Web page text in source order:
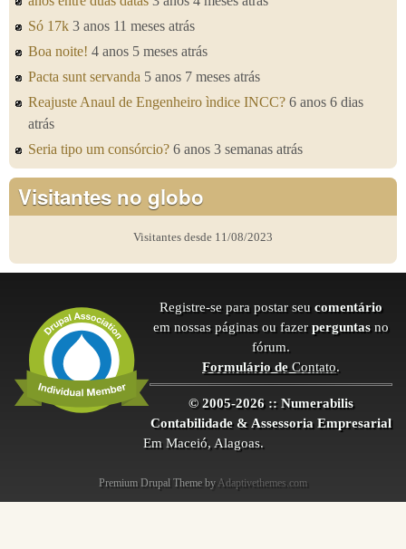
Só 17k 3 anos 11 meses atrás
Boa noite! 4 anos 5 meses atrás
Pacta sunt servanda 5 anos 7 meses atrás
Reajuste Anaul de Engenheiro ìndice INCC? 6 anos 6 dias
atrás
Seria tipo um consórcio? 6 anos 3 semanas atrás
Visitantes no globo
Visitantes desde 11/08/2023
Registre-se para postar seu comentário
em nossas páginas ou fazer perguntas no
fórum.
Formulário deContato.
© 2005-2026 :: Numerabilis
Contabilidade & Assessoria Empresarial
Em Maceió, Alagoas.
Premium Drupal Theme by Adaptivethemes.com